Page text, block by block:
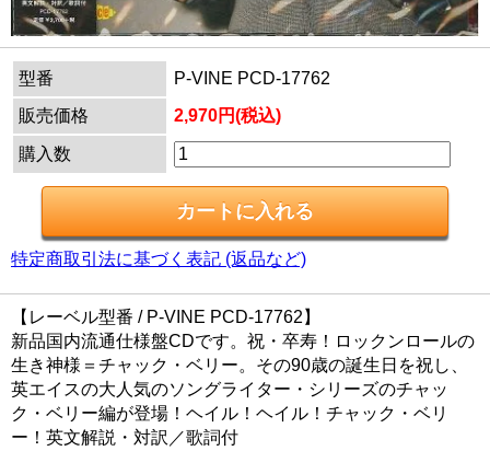
型番
P-VINE PCD-17762
販売価格
2,970円(税込)
購入数
特定商取引法に基づく表記 (返品など)
【レーベル型番 / P-VINE PCD-17762】
新品国内流通仕様盤CDです。祝・卒寿！ロックンロールの
生き神様＝チャック・ベリー。その90歳の誕生日を祝し、
英エイスの大人気のソングライター・シリーズのチャッ
ク・ベリー編が登場！ヘイル！ヘイル！チャック・ベリ
ー！英文解説・対訳／歌詞付